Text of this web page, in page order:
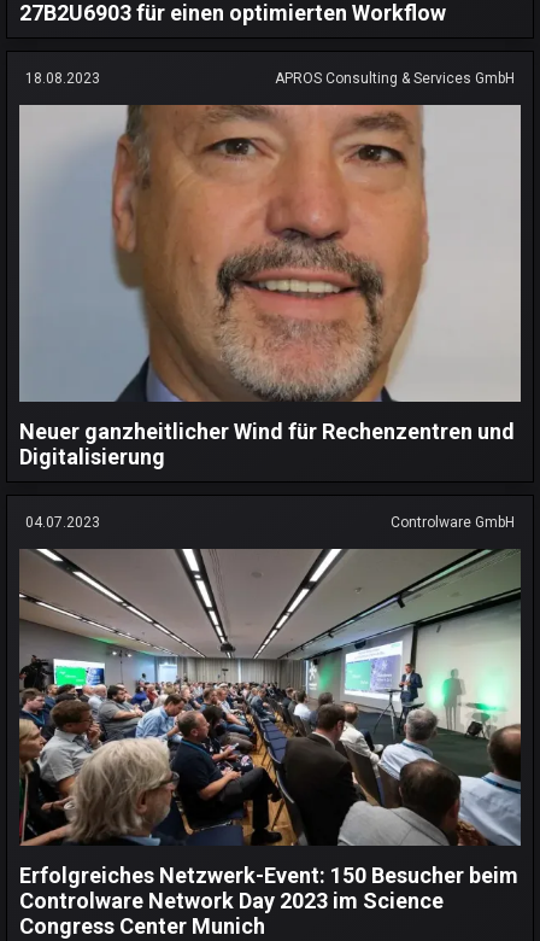
27B2U6903 für einen optimierten Workflow
18.08.2023 APROS Consulting & Services GmbH
Neuer ganzheitlicher Wind für Rechenzentren und
Digitalisierung
04.07.2023 Controlware GmbH
Erfolgreiches Netzwerk-Event: 150 Besucher beim
Controlware Network Day 2023 im Science
Congress Center Munich